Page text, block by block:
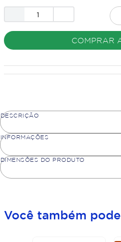
COMPRAR
DESCRIÇÃO
INFORMAÇÕES
DIMENSÕES DO PRODUTO
Você também